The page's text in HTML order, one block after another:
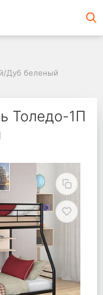
беленый
Дуб беленый
Толедо-1П